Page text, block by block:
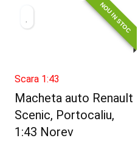
NOU IN STOC
Scara 1:43
Macheta auto Renault
Scenic, Portocaliu,
1:43 Norev